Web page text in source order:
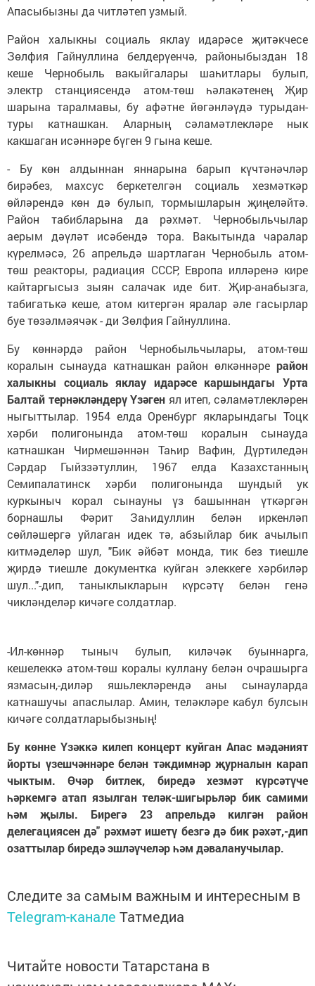
Апасыбызны да читләтеп узмый.
Район халыкны социаль яклау идарәсе җитәкчесе
Зөлфия Гайнуллина белдерүенчә, районыбыздан 18
кеше Чернобыль вакыйгалары шаһитлары булып,
электр станциясендә атом-төш һәлакәтенең Җир
шарына таралмавы, бу афәтне йөгәнләүдә турыдан-
туры катнашкан. Аларның сәламәтлекләре нык
какшаган исәннәре бүген 9 гына кеше.
- Бу көн алдыннан яннарына барып күчтәнәчләр
бирәбез, махсус беркетелгән социаль хезмәткәр
өйләрендә көн дә булып, тормышларын җиңеләйтә.
Район табибларына да рәхмәт. Чернобыльчылар
аерым дәүләт исәбендә тора. Вакытында чаралар
күрелмәсә, 26 апрельдә шартлаган Чернобыль атом-
төш реакторы, радиация СССР, Европа илләренә кире
кайтаргысыз зыян салачак иде бит. Җир-анабызга,
табигатькә кеше, атом китергән яралар әле гасырлар
буе төзәлмәячәк - ди Зөлфия Гайнуллина.
Бу көннәрдә район Чернобыльчылары, атом-төш
коралын сынауда катнашкан район өлкәннәре район
халыкны социаль яклау идарәсе каршындагы Урта
Балтай тернәкләндерү Үзәген ял итеп, сәламәтлекләрен
ныгыттылар. 1954 елда Оренбург якларындагы Тоцк
хәрби полигонында атом-төш коралын сынауда
катнашкан Чирмешәннән Таһир Вафин, Дүртиледән
Сәрдар Гыйззәтуллин, 1967 елда Казахстанның
Семипалатинск хәрби полигонында шундый ук
куркыныч корал сынауны үз башыннан үткәргән
борнашлы Фәрит Заһидуллин белән иркенләп
сөйләшергә уйлаган идек тә, абзыйлар бик ачылып
китмәделәр шул, "Бик әйбәт монда, тик без тиешле
җирдә тиешле документка куйган элеккеге хәрбиләр
шул..."-дип, таныклыкларын күрсәтү белән генә
чикләнделәр кичәге солдатлар.
-Ил-көннәр тыныч булып, киләчәк буыннарга,
кешелеккә атом-төш коралы куллану белән очрашырга
язмасын,-диләр яшьлекләрендә аны сынауларда
катнашучы апаслылар. Амин, теләкләре кабул булсын
кичәге солдатларыбызның!
Бу көнне Үзәккә килеп концерт куйган Апас мәдәният
йорты үзешчәннәре белән тәкдимнәр җурналын карап
чыктым. Өчәр битлек, биредә хезмәт күрсәтүче
һәркемгә атап язылган теләк-шигырьләр бик самими
һәм җылы. Бирегә 23 апрельдә килгән район
делегациясен дә" рәхмәт ишетү безгә дә бик рәхәт,-дип
озаттылар биредә эшләүчеләр һәм дәваланучылар.
Следите за самым важным и интересным в
Telegram-канале Татмедиа
Читайте новости Татарстана в